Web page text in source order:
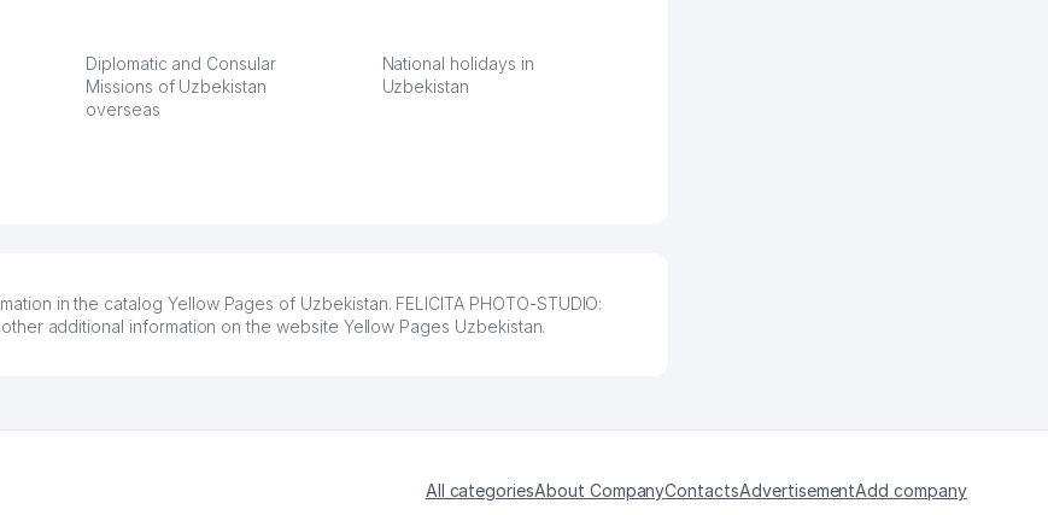
обслуживания клиентов.
Рекомендую этот колл-
центр как надежного
тут у нас уже есть ПВЗ.
Выгодное дело и
Diplomatic and Consular
Missions of Uzbekistan
overseas
National holidays in
Uzbekistan
in the catalog Yellow Pages of Uzbekistan. FELICITA PHOTO-STUDIO:
additional information on the website Yellow Pages Uzbekistan.
All categoriesAbout CompanyContactsAdvertisementAdd company